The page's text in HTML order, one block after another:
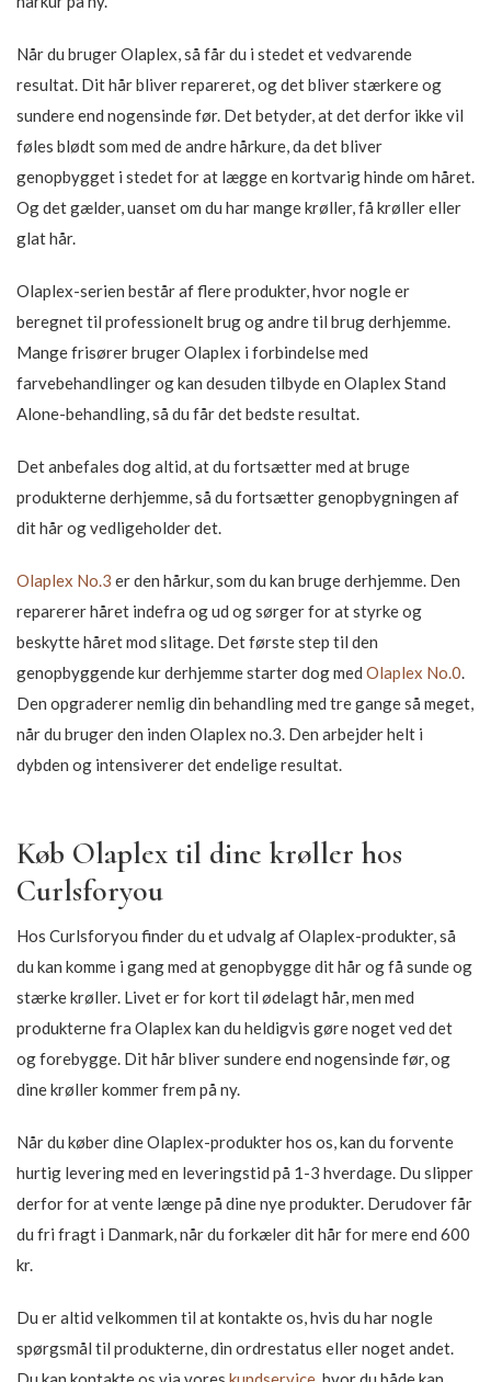
Når du bruger Olaplex, så får du i stedet et vedvarende
resultat. Dit hår bliver repareret, og det bliver stærkere og
sundere end nogensinde før. Det betyder, at det derfor ikke vil
føles blødt som med de andre hårkure, da det bliver
genopbygget i stedet for at lægge en kortvarig hinde om håret.
Og det gælder, uanset om du har mange krøller, få krøller eller
glat hår.
Olaplex-serien består af flere produkter, hvor nogle er
beregnet til professionelt brug og andre til brug derhjemme.
Mange frisører bruger Olaplex i forbindelse med
farvebehandlinger og kan desuden tilbyde en Olaplex Stand
Alone-behandling, så du får det bedste resultat.
Det anbefales dog altid, at du fortsætter med at bruge
produkterne derhjemme, så du fortsætter genopbygningen af
dit hår og vedligeholder det.
Olaplex No.3 er den hårkur, som du kan bruge derhjemme. Den
reparerer håret indefra og ud og sørger for at styrke og
beskytte håret mod slitage. Det første step til den
genopbyggende kur derhjemme starter dog med Olaplex No.0.
Den opgraderer nemlig din behandling med tre gange så meget,
når du bruger den inden Olaplex no.3. Den arbejder helt i
dybden og intensiverer det endelige resultat.
Køb Olaplex til dine krøller hos
Curlsforyou
Hos Curlsforyou finder du et udvalg af Olaplex-produkter, så
du kan komme i gang med at genopbygge dit hår og få sunde og
stærke krøller. Livet er for kort til ødelagt hår, men med
produkterne fra Olaplex kan du heldigvis gøre noget ved det
og forebygge. Dit hår bliver sundere end nogensinde før, og
dine krøller kommer frem på ny.
Når du køber dine Olaplex-produkter hos os, kan du forvente
hurtig levering med en leveringstid på 1-3 hverdage. Du slipper
derfor for at vente længe på dine nye produkter. Derudover får
du fri fragt i Danmark, når du forkæler dit hår for mere end 600
kr.
Du er altid velkommen til at kontakte os, hvis du har nogle
spørgsmål til produkterne, din ordrestatus eller noget andet.